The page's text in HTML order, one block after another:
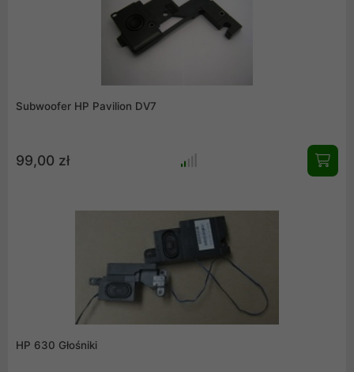
Subwoofer HP Pavilion DV7
99,00 zł
HP 630 Głośniki